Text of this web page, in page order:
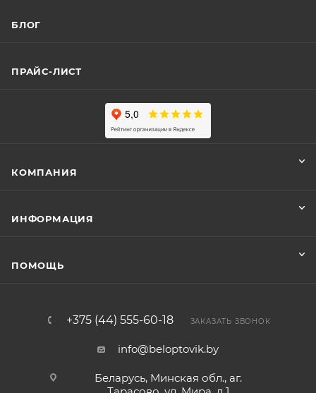
БЛОГ
ПРАЙС-ЛИСТ
КОМПАНИЯ
ИНФОРМАЦИЯ
ПОМОЩЬ
+375 (44) 555-60-18 ЗАКАЗАТЬ ЗВОНОК
info@beloptovik.by
Беларусь, Минская обл., аг.